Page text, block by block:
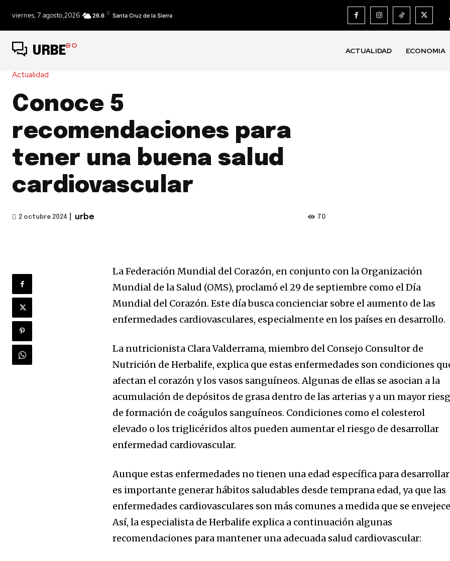
viernes, 7 agosto,2026 26.6 C Santa Cruz de la Sierra
URBEBO
ACTUALIDAD ECONOMIA
Actualidad
Conoce 5
recomendaciones para
tener una buena salud
cardiovascular
2 octubre 2024 urbe 70
La Federación Mundial del Corazón, en conjunto con la Organización
Mundial de la Salud (OMS), proclamó el 29 de septiembre como el Día
Mundial del Corazón. Este día busca concienciar sobre el aumento de las
enfermedades cardiovasculares, especialmente en los países en desarrollo.
La nutricionista Clara Valderrama, miembro del Consejo Consultor de
Nutrición de Herbalife, explica que estas enfermedades son condiciones
afectan el corazón y los vasos sanguíneos. Algunas de ellas se asocian a la
acumulación de depósitos de grasa dentro de las arterias y a un mayor
de formación de coágulos sanguíneos. Condiciones como el colesterol
elevado o los triglicéridos altos pueden aumentar el riesgo de desarrollar
enfermedad cardiovascular.
Aunque estas enfermedades no tienen una edad específica para
es importante generar hábitos saludables desde temprana edad, ya que las
enfermedades cardiovasculares son más comunes a medida que se
Así, la especialista de Herbalife explica a continuación algunas
recomendaciones para mantener una adecuada salud cardiovascular: